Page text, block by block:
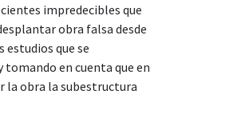
impredecibles que
obra falsa desde
estudios que se
en cuenta que en
la obra la subestructura